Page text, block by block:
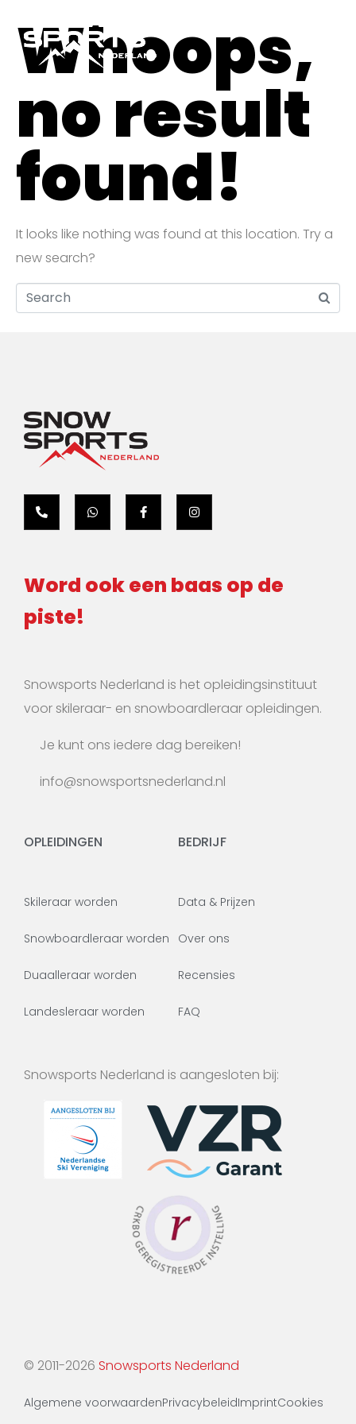
Whoops,
no result
found!
It looks like nothing was found at this location. Try a
new search?
Word ook een baas op de
piste!
Snowsports Nederland is het opleidingsinstituut
voor skileraar- en snowboardleraar opleidingen.
Je kunt ons iedere dag bereiken!
info@snowsportsnederland.nl
OPLEIDINGEN
Skileraar worden
Snowboardleraar worden
Duaalleraar worden
Landesleraar worden
BEDRIJF
Data & Prijzen
Over ons
Recensies
FAQ
Snowsports Nederland is aangesloten bij:
© 2011-2026 Snowsports Nederland
Algemene voorwaardenPrivacybeleidImprintCookies